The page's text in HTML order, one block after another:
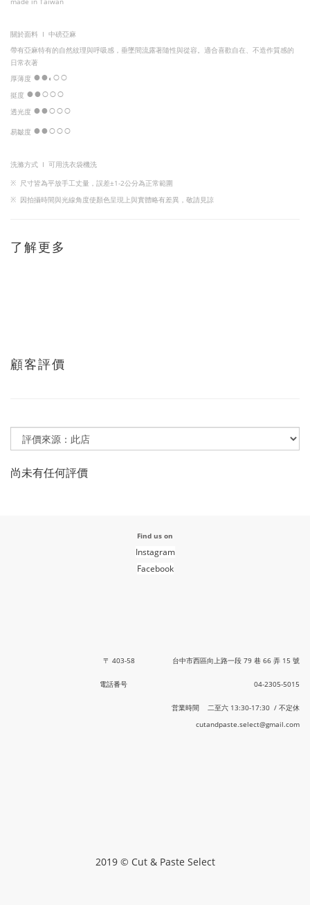
關於面料 I 中磅亞麻
帶有亞麻特有的自然紋理與呼吸感，垂墜間流露著隨性與從容。適合喜歡自在、不造作質感的
日常衣著
厚薄度 ●●◐ ○○
挺度 ●●○○○
透光度 ●●○○○
易皺度 ●●○○○
洗滌方式 I 可用洗衣袋機洗
※ 尺寸皆為平放手工丈量， 誤差±1-2公分為正常範圍
※ 因拍攝時間與光線角度使顏色呈現上與實體略有差異，敬請見諒
了解更多
顧客評價
尚未有任何評價
Find us on
Instagram
Facebook
〒 403-58 台中市西區向上路一段 79 巷 66 弄 15 號
電話番号 04-2305-5015
営業時間 二至六 13:30-17:30 / 不定休
cutandpaste.select@gmail.com
2019 © Cut & Paste Select